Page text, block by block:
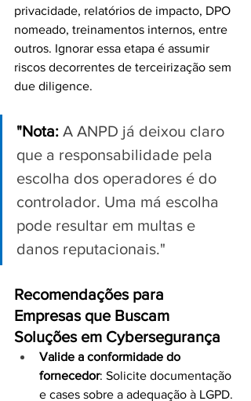
privacidade, relatórios de impacto, DPO
nomeado, treinamentos internos, entre
outros. Ignorar essa etapa é assumir
riscos decorrentes de terceirização sem
due diligence.
"Nota: A ANPD já deixou claro
que a responsabilidade pela
escolha dos operadores é do
controlador. Uma má escolha
pode resultar em multas e
danos reputacionais."
Recomendações para
Empresas que Buscam
Soluções em Cybersegurança
Valide a conformidade do
fornecedor: Solicite documentação
e cases sobre a adequação à LGPD.